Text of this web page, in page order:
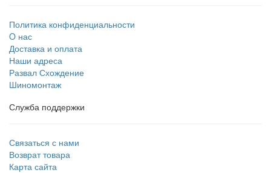
Политика конфиденциальности
O нас
Доставка и оплата
Наши адреса
Развал Схождение
Шиномонтаж
Служба поддержки
Связаться с нами
Возврат товара
Карта сайта